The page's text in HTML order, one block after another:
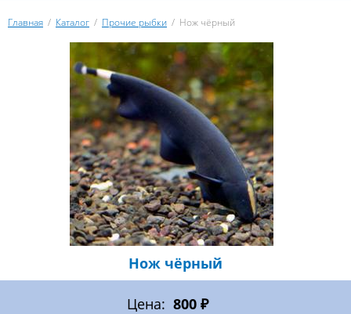
Вы здесь
Главная / Каталог / Прочие рыбки / Нож чёрный
Нож чёрный
Цена: 800 ₽